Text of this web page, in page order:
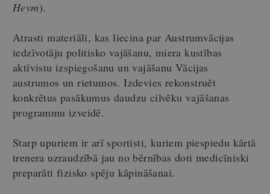
Heym).
Atrasti materiāli, kas liecina par Austrumvācijas
iedzīvotāju politisko vajāšanu, miera kustības
aktīvistu izspiegošanu un vajāšanu Vācijas
austrumos un rietumos. Izdevies rekonstruēt
konkrētus pasākumus daudzu cilvēku vajāšanas
programmu izveidē.
Starp upuriem ir arī sportisti, kuriem piespiedu kārtā
trenera uzraudzībā jau no bērnības doti medicīniski
preparāti fizisko spēju kāpināšanai.